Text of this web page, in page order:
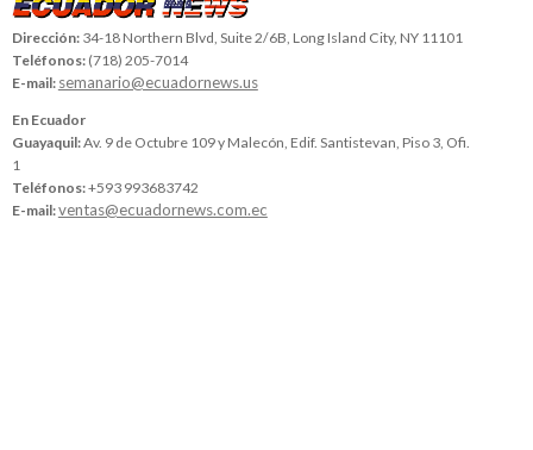
Dirección: 34-18 Northern Blvd, Suite 2/6B, Long Island City, NY 11101
Teléfonos: (718) 205-7014
E-mail: semanario@ecuadornews.us
En Ecuador
Guayaquil:Av. 9 de Octubre 109 y Malecón, Edif. Santistevan, Piso 3, Ofi.
1
Teléfonos:+593 993683742
E-mail:ventas@ecuadornews.com.ec